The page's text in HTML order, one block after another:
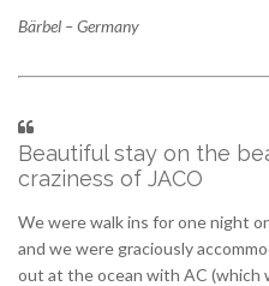
Bärbel – Germany
Beautiful stay on the
craziness of JACO
We were walk ins for one night
and we were graciously
out at the ocean with AC (which